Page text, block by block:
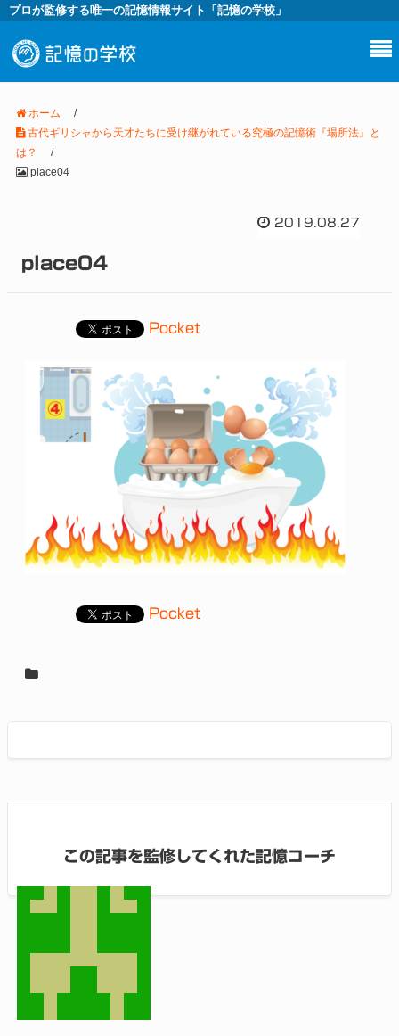
プロが監修する唯一の記憶情報サイト「記憶の学校」
ホーム
/
古代ギリシャから天才たちに受け継がれている究極の記憶術『場所法』と
は？
/
place04
2019.08.27
place04
Pocket
Pocket
この記事を監修してくれた記憶コーチ